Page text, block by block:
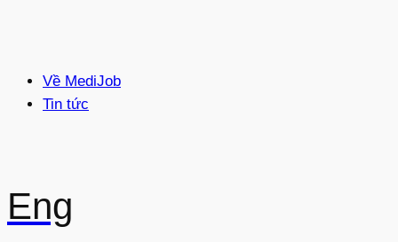
Về MediJob
Tin tức
Eng